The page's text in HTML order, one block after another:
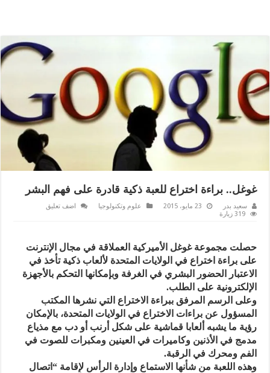
غوغل.. براءة اختراع للعبة ذكية قادرة على فهم البشر
سعيد بدر 23 مايو، 2015 علوم وتكنولوجيا
اضف تعليق
319 زيارة
حصلت مجموعة غوغل الأميركية العملاقة في مجال الإنترنت
على براءة اختراع في الولايات المتحدة لألعاب ذكية تأخذ في
الاعتبار الحضور البشري في الغرفة وبإمكانها التحكم بالأجهزة
الإلكترونية على الطلب.
وعلى الرسم المرفق ببراءة الاختراع التي نشرها المكتب
المسؤول عن براءات الاختراع في الولايات المتحدة، بالإمكان
رؤية ما يشبه ألعابا قماشية على شكل أرنب أو دب مع مذياع
مدمج في الأذنين وكاميرات في العينين ومكبرات للصوت في
الفم ومحرك في الرقبة.
وهذه اللعبة من شأنها الاستماع وإدارة الرأس لإقامة “اتصال